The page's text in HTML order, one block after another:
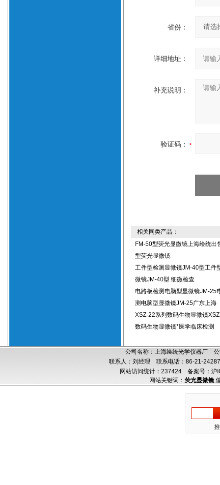
省份：
详细地址：
补充说明：
验证码：
相关同类产品：
FM-50型荧光显微镜上海绘统出
型荧光显微镜
工件型检测显微镜JM-40型工件
微镜JM-40型 细微检查
电路板检测电脑型显微镜JM-25
测电脑型显微镜JM-25广东上海
XSZ-22系列数码生物显微镜
数码生物显微镜*医学临床检测
公司名称：上海绘统光学仪器厂
联系人：刘经理 联系电话：86-21-
网站访问统计：237424 备案号：沪
网站关键词： 荧光显微镜,